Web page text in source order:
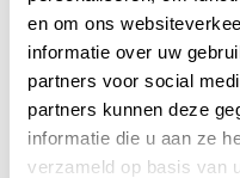
en om ons
informatie over uw
partners voor social
partners kunnen deze
informatie die u aan ze
verzameld op basis van